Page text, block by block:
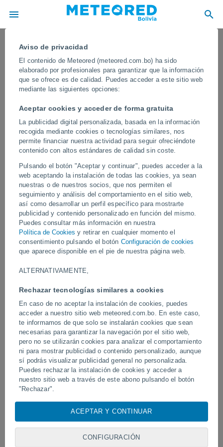
Aviso de privacidad
El contenido de Meteored (meteored.com.bo) ha sido
elaborado por profesionales para garantizar que la información
que se ofrece es de calidad. Puedes acceder a este sitio web
mediante las siguientes opciones:
Aceptar cookies y acceder de forma gratuita
La publicidad digital personalizada, basada en la información
recogida mediante cookies o tecnologías similares, nos
permite financiar nuestra actividad para seguir ofreciéndote
contenido con altos estándares de calidad sin coste.
Pulsando el botón "Aceptar y continuar", puedes acceder a la
web aceptando la instalación de todas las cookies, ya sean
nuestras o de nuestros socios, que nos permiten el
seguimiento y análisis del comportamiento en el sitio web,
así como desarrollar un perfil específico para mostrarte
publicidad y contenido personalizado en función del mismo.
Puedes consultar más información en nuestra
Política de Cookies y retirar en cualquier momento el
consentimiento pulsando el botón Configuración de cookies
que aparece disponible en el pie de nuestra página web.
ALTERNATIVAMENTE,
Rechazar tecnologías similares a cookies
En caso de no aceptar la instalación de cookies, puedes
acceder a nuestro sitio web meteored.com.bo. En este caso,
te informamos de que solo se instalarán cookies que sean
necesarias para garantizar la navegación por el sitio web,
pero no se utilizarán cookies para analizar el comportamiento
ni para mostrar publicidad o contenido personalizado, aunque
sí podrás visualizar publicidad general no personalizada.
Puedes rechazar la instalación de cookies y acceder a
nuestro sitio web a través de este abono pulsando el botón
"Rechazar".
cookies, identificadores únicos o tecnologías similares para
almacenar, acceder y procesar datos personales como su
visita en este sitio web, las direcciones IP y los
ACEPTAR Y CONTINUAR
CONFIGURACIÓN
Una colosal tormenta de arena azota
Harbin, China
En algunas zonas la visibilidad se redujo drásticamente por la
llegada del muro de arena y polvo que irrumpió en la ciudad en
cuestión de pocos minutos.
Vídeos
Un rayo impactó en un campo de
fútbol en Narathiwat, Tailandia.
Erupción y actividad
volcán de Fuego,